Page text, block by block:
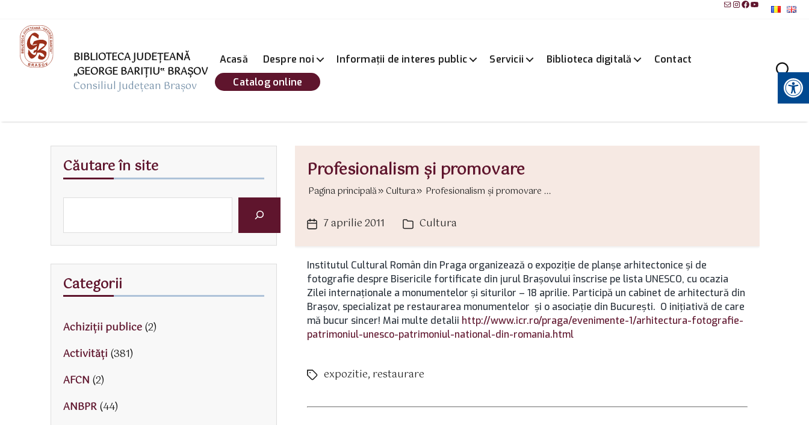
MailInstagram
Facebook
YouTube
BIBLIOTECA JUDEȚEANĂ
„GEORGE BARIŢIU‟ BRAŞOV
Consiliul Județean Brașov
Acasă Despre noi Informații de interes public Servicii Biblioteca digitală
Contact
Catalog online
Instrumente pentru accesibilitate
Profesionalism şi promovare
Pagina principală Cultura Profesionalism şi promovare ...
Dată7 aprilie 2011 Categorii
Cultura
Institutul Cultural Român din Praga organizează o expoziţie de planşe arhitectonice şi de
fotografie despre Bisericile fortificate din jurul Braşovului înscrise pe lista UNESCO, cu ocazia
Zilei internaţionale a monumentelor şi siturilor – 18 aprilie. Participă un cabinet de arhitectură din
Braşov, specializat pe restaurarea monumentelor şi o asociaţie din Bucureşti. O iniţiativă de care
mă bucur sincer! Mai multe detalii http://www.icr.ro/praga/evenimente-1/arhitectura-fotografie-
patrimoniul-unesco-patrimoniul-national-din-romania.html
Etichete
expozitie, restaurare
Căutare în site
Categorii
Achiziții publice(2)
Activităţi (381)
AFCN (2)
ANBPR(44)